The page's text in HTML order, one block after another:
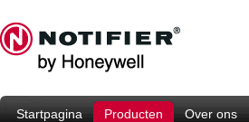
Startpagina Producten Over ons